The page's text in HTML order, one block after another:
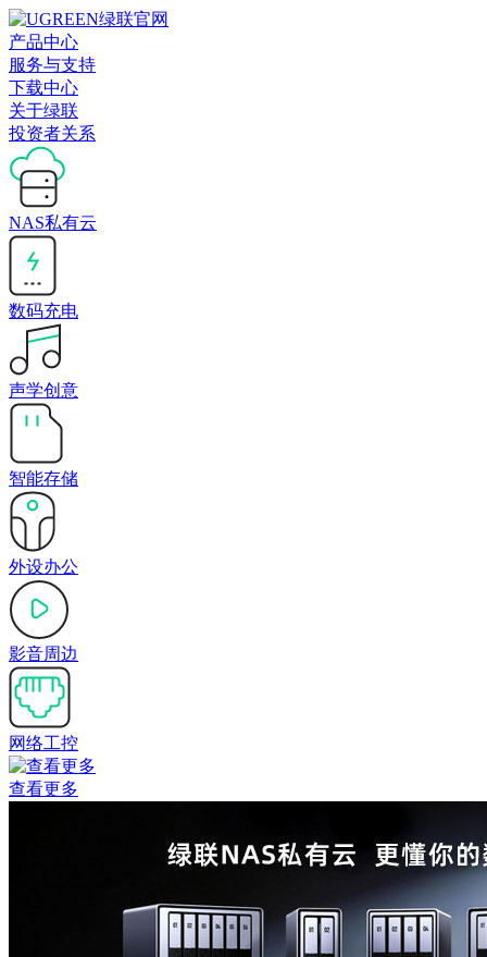
产品中心
服务与支持
下载中心
关于绿联
投资者关系
NAS私有云
数码充电
声学创意
智能存储
外设办公
影音周边
网络工控
查看更多